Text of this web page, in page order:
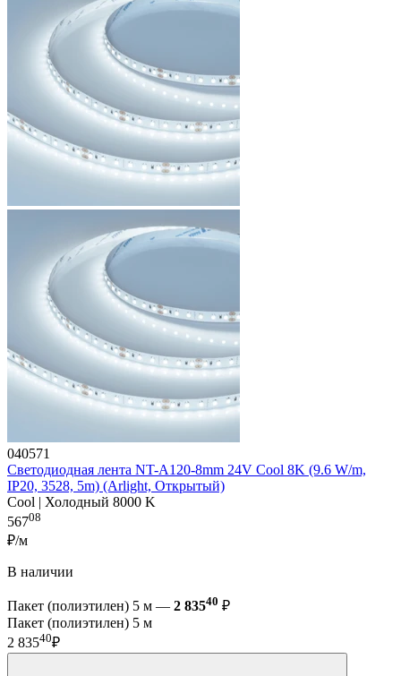
040571
Светодиодная лента NT-A120-8mm 24V Cool 8K (9.6 W/m,
IP20, 3528, 5m) (Arlight, Открытый)
Cool | Холодный 8000 K
56708
₽/м
В наличии
Пакет (полиэтилен) 5 м — 2 83540 ₽
Пакет (полиэтилен) 5 м
2 83540₽